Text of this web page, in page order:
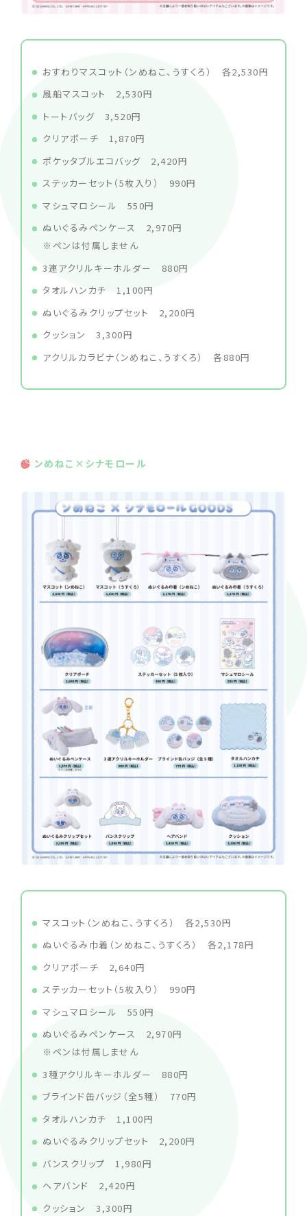
おすわりマスコット（ンめねこ、うすくろ） 各2,530円
風船マスコット 2,530円
トートバッグ 3,520円
クリアポーチ 1,870円
ポケッタブルエコバッグ 2,420円
ステッカーセット（5枚入り） 990円
マシュマロシール 550円
ぬいぐるみペンケース 2,970円
※ペンは付属しません
3連アクリルキーホルダー 880円
タオルハンカチ 1,100円
ぬいぐるみクリップセット 2,200円
クッション 3,300円
アクリルカラビナ（ンめねこ、うすくろ） 各880円
ンめねこ×シナモロール
マスコット（ンめねこ、うすくろ） 各2,530円
ぬいぐるみ巾着（ンめねこ、うすくろ） 各2,178円
クリアポーチ 2,640円
ステッカーセット（5枚入り） 990円
マシュマロシール 550円
ぬいぐるみペンケース 2,970円
※ペンは付属しません
3種アクリルキーホルダー 880円
ブラインド缶バッジ（全5種） 770円
タオルハンカチ 1,100円
ぬいぐるみクリップセット 2,200円
バンスクリップ 1,980円
ヘアバンド 2,420円
クッション 3,300円